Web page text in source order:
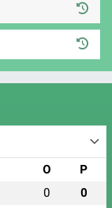
O P
0 0